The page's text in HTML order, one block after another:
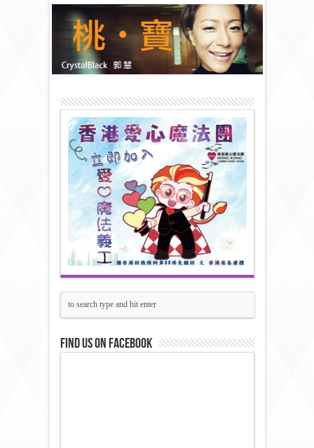
Find us on Facebook